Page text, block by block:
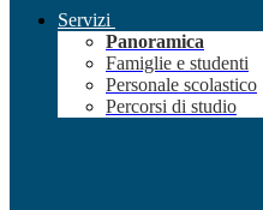
Servizi
Panoramica
Famiglie e studenti
Personale scolastico
Percorsi di studio